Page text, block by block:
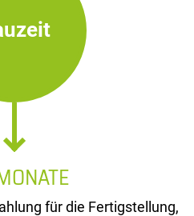
für die Fertigstellung,